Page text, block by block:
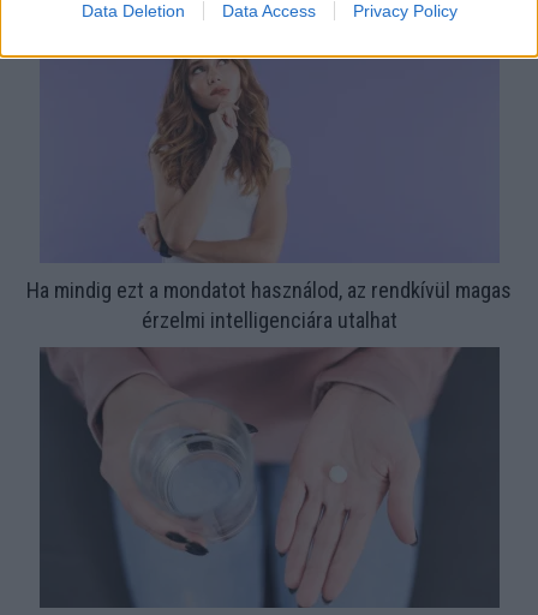
Data Deletion Data Access Privacy Policy
Ha mindig ezt a mondatot használod, az rendkívül magas
érzelmi intelligenciára utalhat